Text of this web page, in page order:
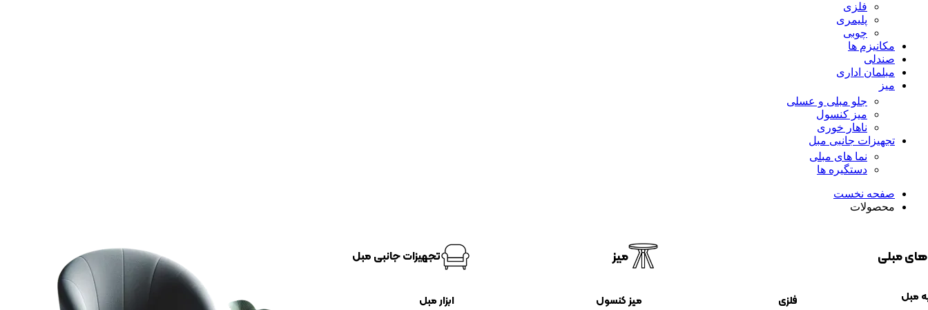
فلزی
پلیمری
چوبی
مکانیزم ها
صندلی
مبلمان اداری
میز
جلو مبلی و عسلی
میز کنسول
ناهار خوری
تجهیزات جانبی مبل
نما های مبلی
دستگیره ها
صفحه نخست
محصولات
های مبلی
مبل
فلزی
میز
میز کنسول
تجهیزات جانبی مبل
ابزار مبل